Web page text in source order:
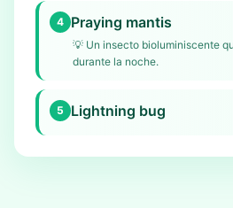
4 Praying mantis
💡 Un insecto bioluminiscente
durante la noche.
5 Lightning bug